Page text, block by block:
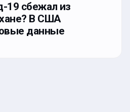
19 сбежал из
В США
данные